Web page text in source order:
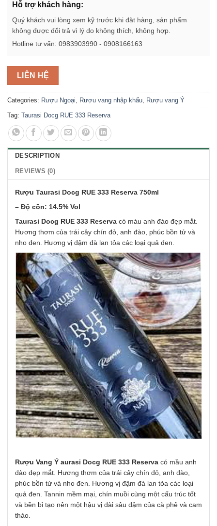
Hỗ trợ khách hàng:
Quý khách vui lòng xem kỹ trước khi đặt hàng, sản phẩm
không được đổi trả vì lý do không thích, không hợp.
Hotline tư vấn: 0983903990 - 0908166163
LIÊN HỆ
Categories: Rượu Ngoại Rượu vang nhập khẩu Rượu vang Ý
Tag: Taurasi Docg RUE 333 Reserva
DESCRIPTION
REVIEWS (0)
Rượu Taurasi Docg RUE 333 Reserva 750ml
– Độ cồn: 14.5% Vol
Taurasi Docg RUE 333 Reserva có màu anh đào đẹp mắt.
Hương thơm của trái cây chín đỏ, anh đào, phúc bồn tử và
nho đen. Hương vị đậm đà lan tỏa các loại quả đen.
Rượu Vang Ý aurasi Docg RUE 333 Reserva có mầu anh
đào đẹp mắt. Hương thơm của trái cây chín đỏ, anh đào,
phúc bồn tử và nho đen. Hương vị đậm đà lan tỏa các loại
quả đen. Tannin mềm mại, chín muồi cùng một cấu trúc tốt
và bền bỉ tạo nên một hậu vị dài sâu đậm của cà phê và cam
thảo.